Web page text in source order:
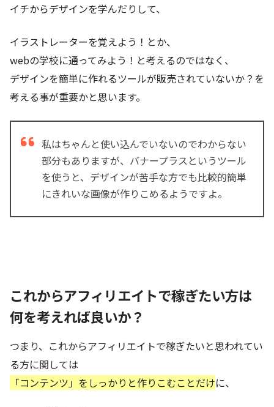
イチからデザインを学んだりして、
イラストレーターを覚えよう！とか、
webの学校に通ってみよう！と考えるのではなく、
デザインを簡単に作れるツールが販売されていないか？を
考える事が重要かと思います。
私はちゃんと使い込んでいないのでわからない
部分もありますが、バナープラスというツール
を使うと、デザインが苦手な方でも比較的簡単
にきれいな画像が作りこめるようですよ。
これからアフィリエイトで稼ぎたい方は
何を考えれば良いか？
つまり、これからアフィリエイトで稼ぎたいと思われてい
る方に関しては
「コンテンツ」をしっかりと作りこむことだけに、